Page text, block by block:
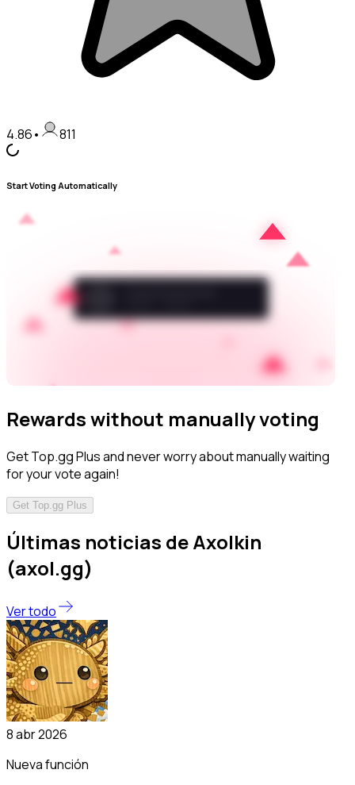
4.86• 811
Start Voting Automatically
Rewards without manually voting
Get Top.gg Plus and never worry about manually waiting
for your vote again!
Get Top.gg Plus
Últimas noticias de Axolkin
(axol.gg)
Ver todo
8 abr 2026
Nueva función